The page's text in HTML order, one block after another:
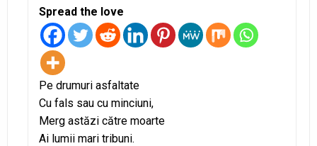
Spread the love
Pe drumuri asfaltate
Cu fals sau cu minciuni,
Merg astăzi către moarte
Ai lumii mari tribuni.